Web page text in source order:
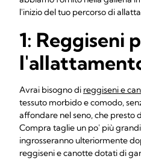
l'inizio del tuo percorso di
1: Reggiseni
Avrai bisogno di reggiseni e
tessuto morbido e comodo,
affondare nel seno, che presto
Compra taglie un po' più
ingrosseranno ulteriormente
reggiseni e canotte dotati di